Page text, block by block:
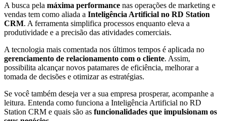
A busca pela máxima performance nas operações de marketing e
vendas tem como aliada a Inteligência Artificial no RD Station
CRM. A ferramenta simplifica processos enquanto eleva a
produtividade e a precisão das atividades comerciais.
A tecnologia mais comentada nos últimos tempos é aplicada no
gerenciamento de relacionamento com o cliente. Assim,
possibilita alcançar novos patamares de eficiência, melhorar a
tomada de decisões e otimizar as estratégias.
Se você também deseja ver a sua empresa prosperar, acompanhe a
leitura. Entenda como funciona a Inteligência Artificial no RD
Station CRM e quais são as funcionalidades que impulsionam os